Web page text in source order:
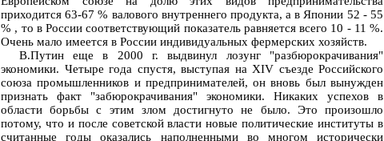
приходится 63-67 % валового внутреннего продукта, а в Японии 52 - 55
% , то в России соответствующий показатель равняется всего 10 - 11 %.
Очень мало имеется в России индивидуальных фермерских хозяйств.
В.Путин еще в 2000 г. выдвинул лозунг "разбюрокрачивания"
экономики. Четыре года спустя, выступая на XIV съезде Российского
союза промышленников и предпринимателей, он вновь был вынужден
признать факт "забюрокрачивания" экономики. Никаких успехов в
области борьбы с этим злом достигнуто не было. Это произошло
потому, что и после советской власти новые политические институты в
считанные годы оказались наполненными во многом исторически